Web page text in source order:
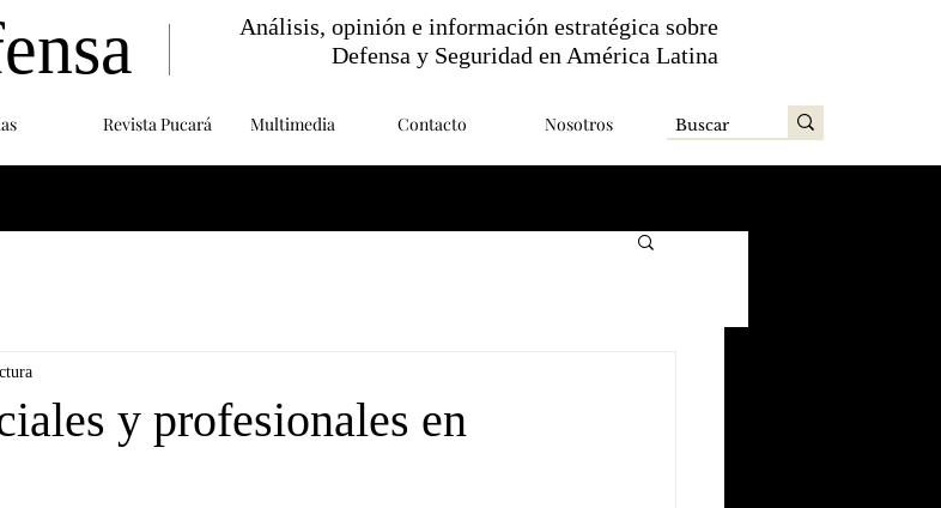
Revista Pucará Multimedia Contacto Nosotros
Análisis, opinión e información estratégica sobre
Defensa y Seguridad en América Latina
y profesionales en